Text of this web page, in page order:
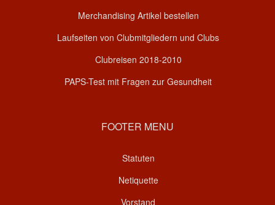
Merchandising Artikel bestellen
Laufseiten von Clubmitgliedern und Clubs
Clubreisen 2018-2010
PAPS-Test mit Fragen zur Gesundheit
FOOTER MENU
Statuten
Netiquette
Vorstand